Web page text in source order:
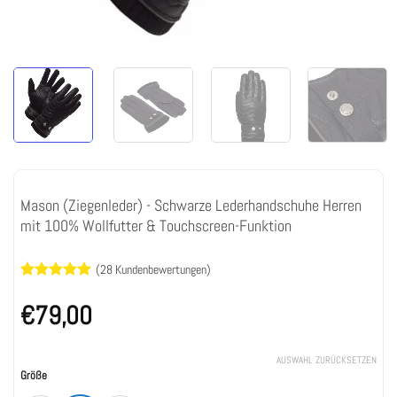
Mason (Ziegenleder) - Schwarze Lederhandschuhe Herren
mit 100% Wollfutter & Touchscreen-Funktion
mit4.93
von 5,
basierend
(28 Kundenbewertungen)
€79,00
Größe
AUSWAHL ZURÜCKSETZEN